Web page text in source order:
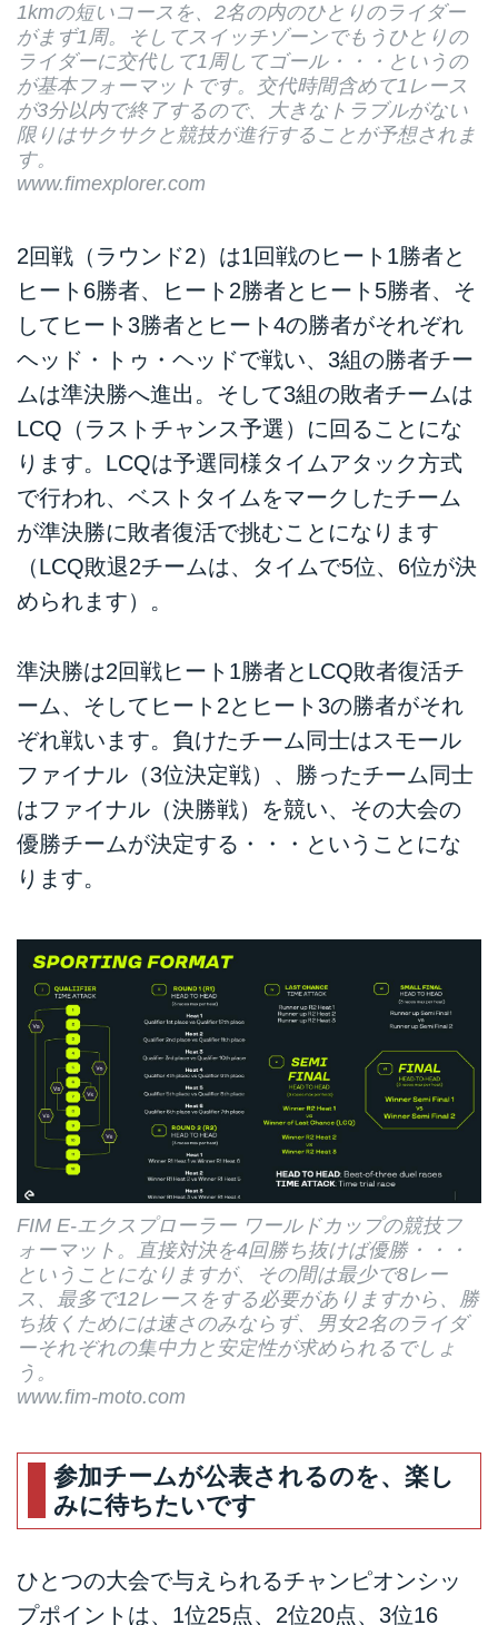
1kmの短いコースを、2名の内のひとりのライダー
がまず1周。そしてスイッチゾーンでもうひとりの
ライダーに交代して1周してゴール・・・というの
が基本フォーマットです。交代時間含めて1レース
が3分以内で終了するので、大きなトラブルがない
限りはサクサクと競技が進行することが予想されま
す。
www.fimexplorer.com
2回戦（ラウンド2）は1回戦のヒート1勝者と
ヒート6勝者、ヒート2勝者とヒート5勝者、そ
してヒート3勝者とヒート4の勝者がそれぞれ
ヘッド・トゥ・ヘッドで戦い、3組の勝者チー
ムは準決勝へ進出。そして3組の敗者チームは
LCQ（ラストチャンス予選）に回ることにな
ります。LCQは予選同様タイムアタック方式
で行われ、ベストタイムをマークしたチーム
が準決勝に敗者復活で挑むことになります
（LCQ敗退2チームは、タイムで5位、6位が決
められます）。
準決勝は2回戦ヒート1勝者とLCQ敗者復活チ
ーム、そしてヒート2とヒート3の勝者がそれ
ぞれ戦います。負けたチーム同士はスモール
ファイナル（3位決定戦）、勝ったチーム同士
はファイナル（決勝戦）を競い、その大会の
優勝チームが決定する・・・ということにな
ります。
FIM E-エクスプローラー ワールドカップの競技フ
ォーマット。直接対決を4回勝ち抜けば優勝・・・
ということになりますが、その間は最少で8レー
ス、最多で12レースをする必要がありますから、勝
ち抜くためには速さのみならず、男女2名のライダ
ーそれぞれの集中力と安定性が求められるでしょ
う。
www.fim-moto.com
参加チームが公表されるのを、楽し
みに待ちたいです
ひとつの大会で与えられるチャンピオンシッ
プポイントは、1位25点、2位20点、3位16